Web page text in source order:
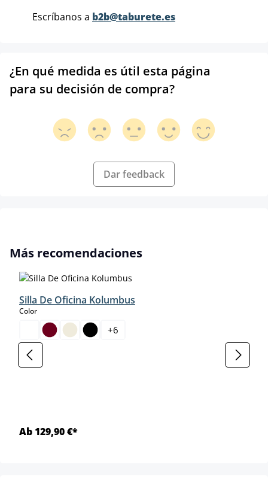
Escríbanos a b2b@taburete.es
¿En qué medida es útil esta página
para su decisión de compra?
Dar feedback
Omitir la galería de productos
Más recomendaciones
Silla De Oficina Kolumbus
Colorselect
+6
Ab 129,90 €*